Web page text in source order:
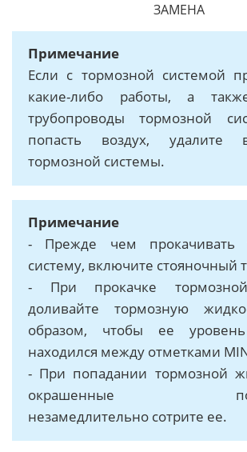
ЗАМЕНА
Примечание
Если с тормозной системой
какие-либо работы, а
трубопроводы тормозной
попасть воздух, удалите
тормозной системы.
Примечание
- Прежде чем прокачивать
систему, включите стояночный
- При прокачке
доливайте тормозную
образом, чтобы ее
находился между отметками
- При попадании тормозной
окрашенные
незамедлительно сотрите ее.